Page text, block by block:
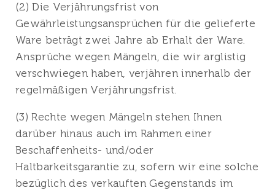
(2) Die Verjährungsfrist von
Gewährleistungsansprüchen für die gelieferte
Ware beträgt zwei Jahre ab Erhalt der Ware.
Ansprüche wegen Mängeln, die wir arglistig
verschwiegen haben, verjähren innerhalb der
regelmäßigen Verjährungsfrist.
(3) Rechte wegen Mängeln stehen Ihnen
darüber hinaus auch im Rahmen einer
Beschaffenheits- und/oder
Haltbarkeitsgarantie zu, sofern wir eine solche
bezüglich des verkauften Gegenstands im